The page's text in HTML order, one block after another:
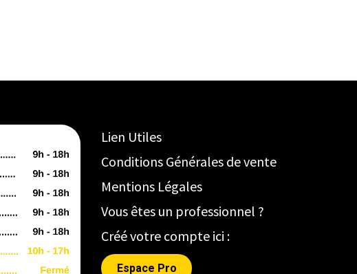
Lien Utiles
Conditions Générales de vente
Mentions Légales
Vous êtes un professionnel ?
Créé votre compte ici :
Espace Pro